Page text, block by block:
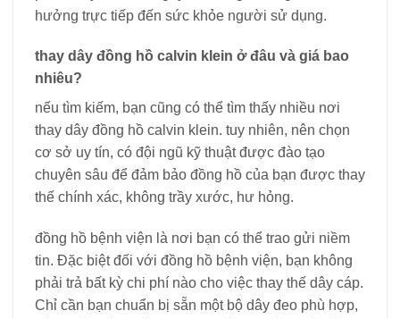
hưởng trực tiếp đến sức khỏe người sử dụng.
thay dây đồng hồ calvin klein ở đâu và giá bao
nhiêu?
nếu tìm kiếm, bạn cũng có thể tìm thấy nhiều nơi
thay dây đồng hồ calvin klein. tuy nhiên, nên chọn
cơ sở uy tín, có đội ngũ kỹ thuật được đào tạo
chuyên sâu để đảm bảo đồng hồ của bạn được thay
thế chính xác, không trầy xước, hư hỏng.
đồng hồ bệnh viện là nơi bạn có thể trao gửi niềm
tin. Đặc biệt đối với đồng hồ bệnh viện, bạn không
phải trả bất kỳ chi phí nào cho việc thay thế dây cáp.
Chỉ cần bạn chuẩn bị sẵn một bộ dây đeo phù hợp,